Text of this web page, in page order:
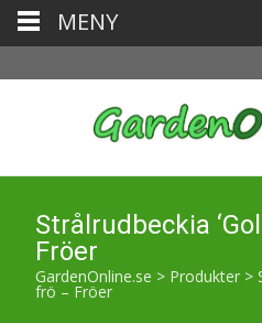
Strålrudbeckia
Fröer
GardenOnline.se > Produkter >
frö – Fröer
MENY